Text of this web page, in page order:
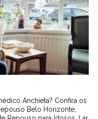
Anchieta? Confira os
Belo Horizonte,